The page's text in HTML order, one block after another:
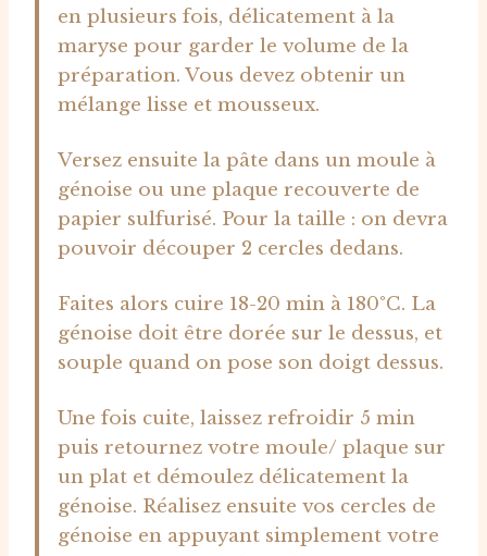
en plusieurs fois, délicatement à la
maryse pour garder le volume de la
préparation. Vous devez obtenir un
mélange lisse et mousseux.
Versez ensuite la pâte dans un moule à
génoise ou une plaque recouverte de
papier sulfurisé. Pour la taille : on devra
pouvoir découper 2 cercles dedans.
Faites alors cuire 18-20 min à 180°C. La
génoise doit être dorée sur le dessus, et
souple quand on pose son doigt dessus.
Une fois cuite, laissez refroidir 5 min
puis retournez votre moule/ plaque sur
un plat et démoulez délicatement la
génoise. Réalisez ensuite vos cercles de
génoise en appuyant simplement votre